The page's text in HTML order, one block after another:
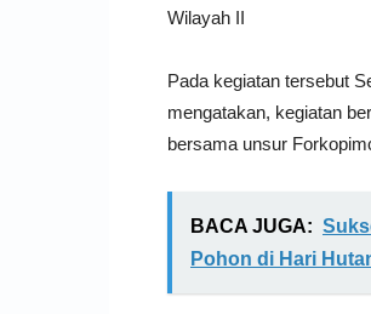
Wilayah II
Pada kegiatan tersebut
mengatakan, kegiatan
bersama unsur
BACA JUGA:
Pohon di Hari